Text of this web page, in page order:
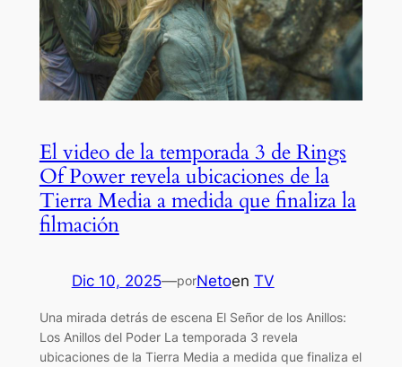
El video de la temporada 3 de Rings
Of Power revela ubicaciones de la
Tierra Media a medida que finaliza la
filmación
Dic 10, 2025—porNetoen TV
Una mirada detrás de escena El Señor de los Anillos:
Los Anillos del Poder La temporada 3 revela
ubicaciones de la Tierra Media a medida que finaliza el